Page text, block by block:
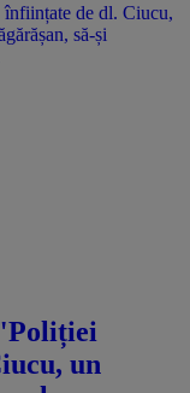
de dl. Ciucu,
să-și
un